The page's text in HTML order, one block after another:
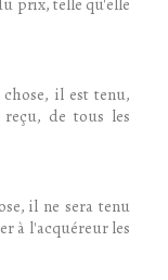
prix, telle qu'elle
il est tenu,
de tous les
il ne sera tenu
à l'acquéreur les